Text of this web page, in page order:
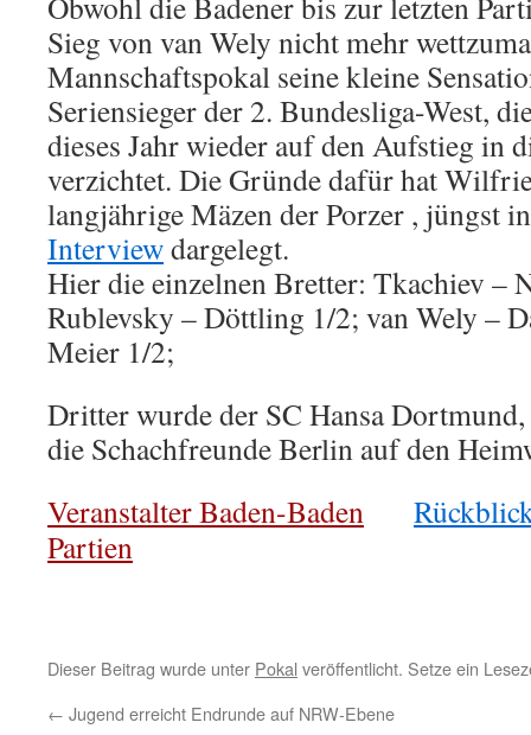
Sieg von van Wely nicht mehr
Mannschaftspokal seine kleine
Seriensieger der 2. Bundesliga-West,
dieses Jahr wieder auf den Aufstieg in
verzichtet. Die Gründe dafür hat
langjährige Mäzen der Porzer , jüngst
Interviewdargelegt.
Hier die einzelnen Bretter: Tkachiev –
Rublevsky – Döttling 1/2; van Wely –
Meier 1/2;
Dritter wurde der SC Hansa
die Schachfreunde Berlin auf den
Veranstalter Baden-Baden
Partien
Dieser Beitrag wurde unter Pokal veröffentlicht. Setze ein
← Jugend erreicht Endrunde auf NRW-Ebene